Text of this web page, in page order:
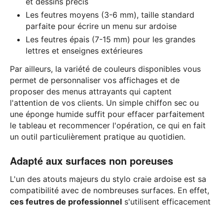
Les feutres moyens (3-6 mm), taille standard
parfaite pour écrire un menu sur ardoise
Les feutres épais (7-15 mm) pour les grandes
lettres et enseignes extérieures
Par ailleurs, la variété de couleurs disponibles vous
permet de personnaliser vos affichages et de
proposer des menus attrayants qui captent
l'attention de vos clients. Un simple chiffon sec ou
une éponge humide suffit pour effacer parfaitement
le tableau et recommencer l'opération, ce qui en fait
un outil particulièrement pratique au quotidien.
Adapté aux surfaces non poreuses
L'un des atouts majeurs du stylo craie ardoise est sa
compatibilité avec de nombreuses surfaces. En effet,
ces feutres de professionnel s'utilisent efficacement